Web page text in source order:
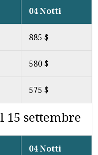
04 Notti
885 $
580 $
575 $
settembre
04 Notti